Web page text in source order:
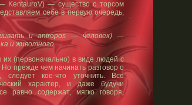
— KentauroV) — существо с торсом
себе в первую очередь,
и antropos — человек) —
и животного.
(первоначально) в виде людей с
прежде чем начинать разговор о
следует кое-что уточнить. Все
характер, и даже будучи
равно содержат, мягко говоря,